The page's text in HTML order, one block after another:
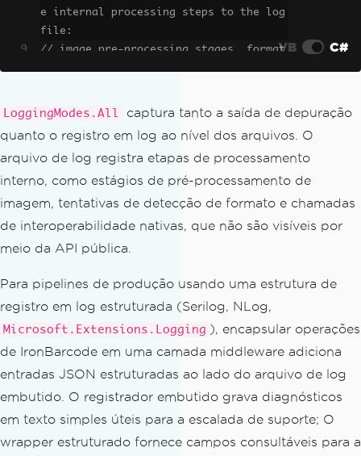
e internal processing steps to the log
file:
// image pre-processing stages, format
BarcodeReaderOptions
Speed
= ReadingSpeed.Detailed ,
ExpectBarcodeTypes
=
BarcodeEncodi
ng.All
// scan for every supported sy
mbology
BarcodeResults
Console. WriteLine($"Read complete. Res
ults: {results.Count}. See ironbarcode
-debug.log for details.");
VB C#
LoggingModes.All
captura tanto a saída de depuração
quanto o registro em log ao nível dos arquivos. O
arquivo de log registra etapas de processamento
interno, como estágios de pré-processamento de
imagem, tentativas de detecção de formato e chamadas
de interoperabilidade nativas, que não são visíveis por
meio da API pública.
Para pipelines de produção usando uma estrutura de
registro em log estruturada (Serilog, NLog,
Microsoft.Extensions.Logging ), encapsular operações
de IronBarcode em uma camada middleware adiciona
entradas JSON estruturadas ao lado do arquivo de log
embutido. O registrador embutido grava diagnósticos
em texto simples úteis para a escalada de suporte; O
wrapper estruturado fornece campos consultáveis ​​para a